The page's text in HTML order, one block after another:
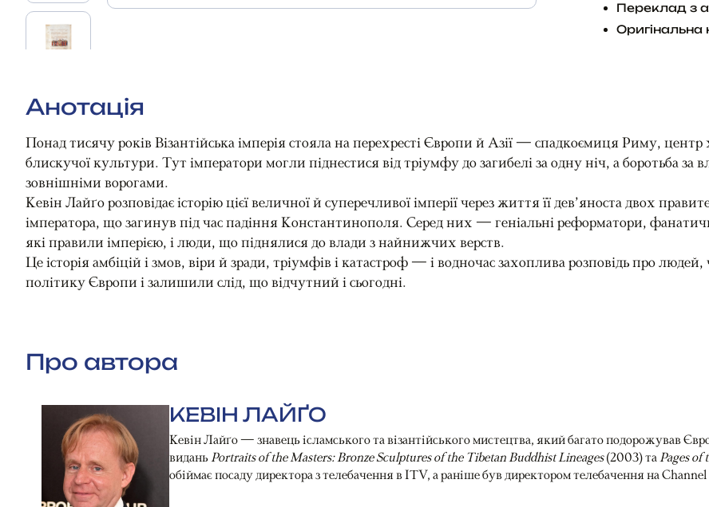
Переклад з
Анотація
Понад тисячу років Візантійська імперія стояла на перехресті Європи й Азії — спадкоємиця Риму, центр
блискучої культури. Тут імператори могли піднестися від тріумфу до загибелі за одну ніч, а боротьба
зовнішніми ворогами.
Кевін Лайґо розповідає історію цієї величної й суперечливої імперії через життя її дев’яноста двох
імператора, що загинув під час падіння Константинополя. Серед них — геніальні реформатори,
які правили імперією, і люди, що піднялися до влади з найнижчих верств.
Це історія амбіцій і змов, віри й зради, тріумфів і катастроф — і водночас захоплива розповідь про
політику Європи і залишили слід, що відчутний і сьогодні.
Про автора
КЕВІН ЛАЙҐО
Кевін Лайґо — знавець ісламського та візантійського мистецтва, який багато подорожував
виданьPortraits of the Masters: Bronze Sculptures of the Tibetan Buddhist Lineages(2003) таPages of
обіймає посаду директора з телебачення в ITV, а раніше був директором телебачення на Channel